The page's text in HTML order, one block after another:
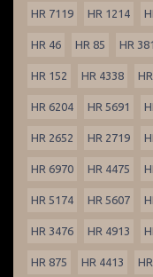
HR 7119 HR 1214
HR 46 HR 85 HR
HR 152 HR 4338
HR 6204 HR 5691
HR 2652 HR 2719
HR 6970 HR 4475
HR 5174 HR 5607
HR 3476 HR 4913
HR 875 HR 4413